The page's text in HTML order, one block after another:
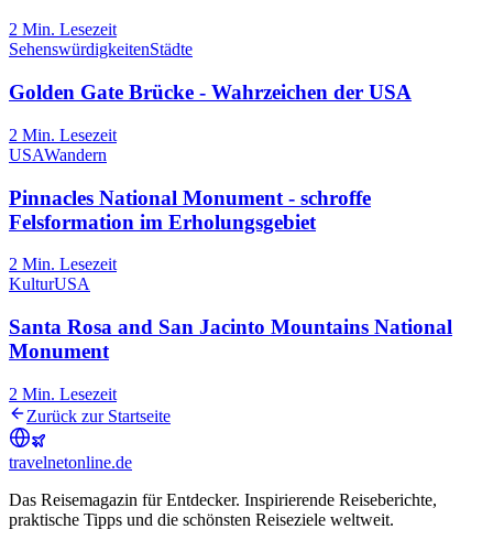
2 Min. Lesezeit
SehenswürdigkeitenStädte
Golden Gate Brücke - Wahrzeichen der USA
2 Min. Lesezeit
USAWandern
Pinnacles National Monument - schroffe
Felsformation im Erholungsgebiet
2 Min. Lesezeit
KulturUSA
Santa Rosa and San Jacinto Mountains National
Monument
2 Min. Lesezeit
Zurück zur Startseite
travelnetonline.de
Das Reisemagazin für Entdecker. Inspirierende Reiseberichte,
praktische Tipps und die schönsten Reiseziele weltweit.